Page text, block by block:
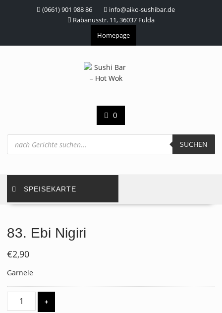
(0661) 901 988 86
info@aiko-sushibar.de
Rabanusstr. 11, 36037 Fulda
Homepage
0
Products
search SUCHEN
SPEISEKARTE
83. Ebi Nigiri
€2,90
Garnele
+